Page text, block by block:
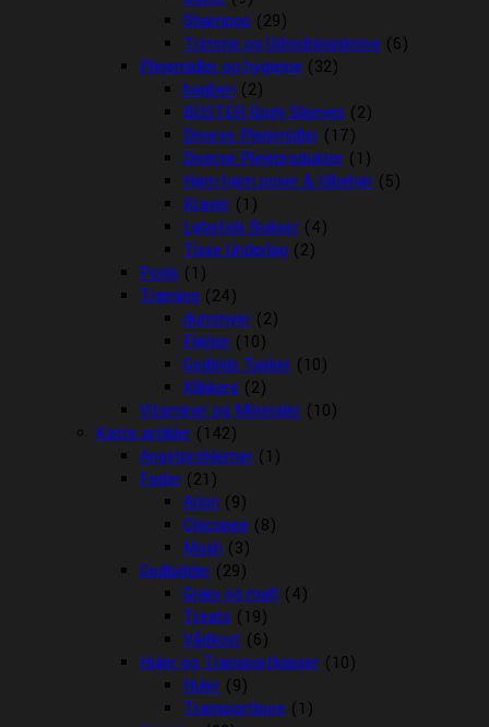
Shampoo (29)
Trimme og Udredningsknive (6)
Plejemidler og hygiejne (32)
bagben (2)
BUSTER Body Sleeves (2)
Diverse Plejemidler (17)
Diverse Plejeprodukter (1)
Høm høm poser & tilbehør (5)
Kraver (1)
Løbetids Bukser (4)
Tisse Underlag (2)
Pools (1)
Træning (24)
dummyer (2)
Fløjter (10)
Godbids Tasker (10)
Klikkere (2)
Vitaminer og Mineraler (10)
Katte artikler (142)
Angstproblemer (1)
Foder (21)
Arion (9)
Chicopee (8)
Mush (3)
Godbidder (29)
Græs og malt (4)
Treats (19)
Vådkost (6)
Huler og Transportkasser (10)
Huler (9)
Transportbure (1)